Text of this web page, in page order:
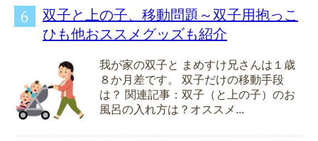
双子と上の子、移動問題～双子用抱っこ
ひも他おススメグッズも紹介
我が家の双子と まめすけ兄さんは１歳
８か月差です。 双子だけの移動手段
は？ 関連記事：双子（と上の子）のお
風呂の入れ方は？オススメ...